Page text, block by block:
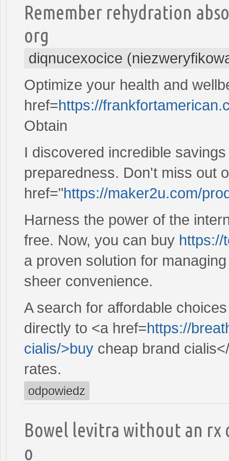
Remember rehydration
org
diqnucexocice
Optimize your health and
href=https://
Obtain
I discovered incredible
preparedness. Don't miss out
href="https://maker2u.com/
Harness the power of the
free. Now, you can buy https://
a proven solution for
sheer convenience.
A search for affordable
directly to <a href=https://
cialis/>buy cheap brand
rates.
odpowiedz
Bowel levitra without an rx
o